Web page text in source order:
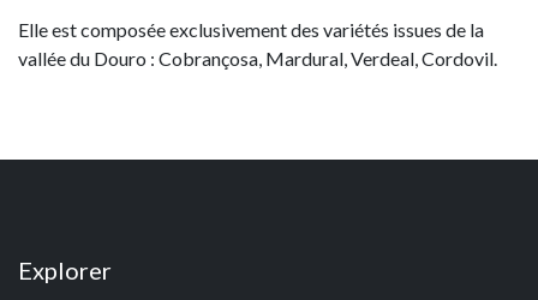
Elle est composée exclusivement des variétés issues de la
vallée du Douro : Cobrançosa, Mardural, Verdeal, Cordovil.
Explorer